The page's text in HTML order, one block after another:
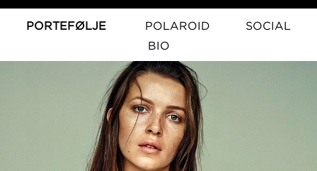
PORTEFØLJE POLAROID
SOCIAL
BIO